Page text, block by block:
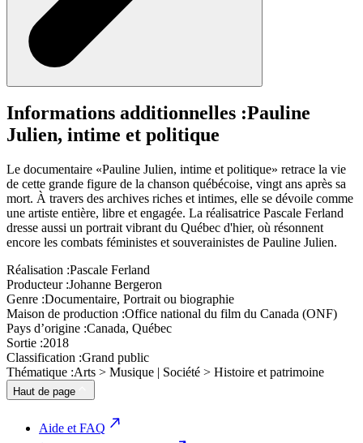
Informations additionnelles :Pauline
Julien, intime et politique
Le documentaire «Pauline Julien, intime et politique» retrace la vie
de cette grande figure de la chanson québécoise, vingt ans après sa
mort. À travers des archives riches et intimes, elle se dévoile comme
une artiste entière, libre et engagée. La réalisatrice Pascale Ferland
dresse aussi un portrait vibrant du Québec d'hier, où résonnent
encore les combats féministes et souverainistes de Pauline Julien.
Réalisation :Pascale Ferland
Producteur :Johanne Bergeron
Genre :Documentaire, Portrait ou biographie
Maison de production :Office national du film du Canada (ONF)
Pays d’origine :Canada, Québec
Sortie :2018
Classification :Grand public
Thématique :Arts > Musique | Société > Histoire et patrimoine
Haut de page
Aide et FAQ